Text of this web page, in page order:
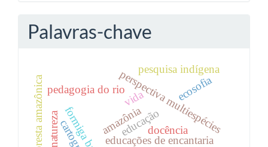
Palavras-chave
amazônia
educações de encantaria
educação
perspectiva multiespécies
docência
vida
pedagogia do rio ecosofia
pesquisa indígena
floresta amazônica natureza